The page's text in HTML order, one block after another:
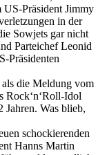
US-Präsident Jimmy
in der
Sowjets gar nicht
Parteichef Leonid
Präsidenten
die Meldung vom
Rock‘n‘Roll-Idol
Was blieb,
schockierenden
Hanns Martin